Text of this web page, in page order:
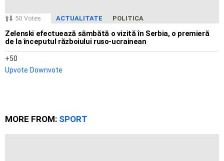
50 Votes ACTUALITATE POLITICA
Zelenski efectuează sâmbătă o vizită în Serbia, o premieră
de la începutul războiului ruso-ucrainean
50
Upvote Downvote
MORE FROM: SPORT